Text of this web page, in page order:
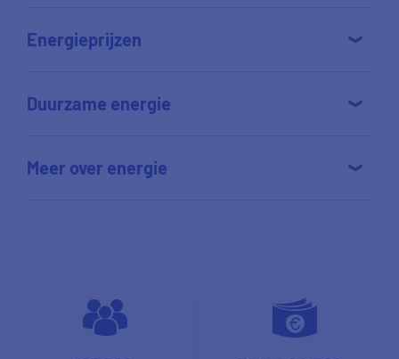
Energieprijzen
Duurzame energie
Meer over energie